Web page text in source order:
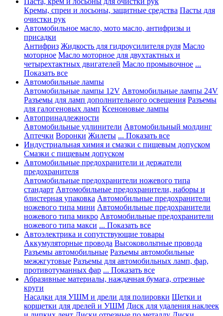
Кремы, спреи и лосьоны, защитные средства Пасты для
очистки рук
Автомобильное масло, мото масло, антифризы и
присадки
Антифриз Жидкость для гидроусилителя руля Масло
моторное Масло моторное для двухтактных и
четырехтактных двигателей Масло промывочное ...
Показать все
Автомобильные лампы
Автомобильные лампы 12V Автомобильные лампы 24V
Разъемы для ламп дополнительного освещения Разъемы
для галогеновых ламп Ксеноновые лампы
Автопринадлежности
Автомобильные удлинители Автомобильный молдинг
Аптечки Воронки Жилеты ... Показать все
Индустриальная химия и смазки с пищевым допуском
Смазки с пищевым допуском
Автомобильные предохранители и держатели
предохранителя
Автомобильные предохранители ножевого типа
стандарт Автомобильные предохранители, наборы и
блистерная упаковка Автомобильные предохранители
ножевого типа мини Автомобильные предохранители
ножевого типа микро Автомобильные предохранители
ножевого типа макси ... Показать все
Автоэлектрика и сопутствующие товары
Аккумуляторные провода Высоковольтные провода
Разъемы автомобильные Разъемы автомобильные
межжгутовые Разъемы для автомобильных ламп, фар,
противотуманных фар ... Показать все
Абразивные материалы, наждачная бумага, отрезные
круги
Насадки для УШМ и дрели для полировки Щетки и
корщетки для дрелей и УШМ Диск для удаления наклеек